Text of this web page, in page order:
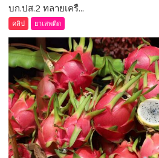
บก.ปส.2 ทลายเครื...
คลิป ยาเสพติด